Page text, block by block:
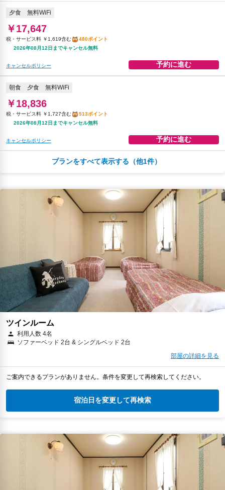
夕食 無料WiFi
￥17,647
税・サービス料 ￥1,619含む
480ポイント
2026年08月12日までキャンセル無料
キャンセルポリシー 予約に進む
朝食 夕食 無料WiFi
￥18,836
税・サービス料 ￥1,727含む
513ポイント
2026年08月12日までキャンセル無料
キャンセルポリシー 予約に進む
夕食（洋食） 無料WiFi
税・サービス料 ￥3,279含む
468ポイント
当日のチェックインまでキャンセル無料
キャンセルポリシー 予約に進む
プランをすべて表示する（他1件）
ツインルーム
利用人数 4名
ソファーベッド 2台 & シングルベッド 2台
部屋の詳細を見る
ご案内できるプランがありません。条件を変更して再検索してください。
宿泊日を変更して再検索